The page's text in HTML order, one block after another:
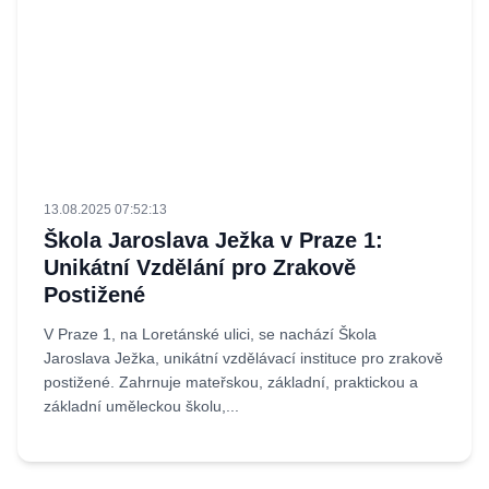
13.08.2025 07:52:13
Škola Jaroslava Ježka v Praze 1:
Unikátní Vzdělání pro Zrakově
Postižené
V Praze 1, na Loretánské ulici, se nachází Škola
Jaroslava Ježka, unikátní vzdělávací instituce pro zrakově
postižené. Zahrnuje mateřskou, základní, praktickou a
základní uměleckou školu,...